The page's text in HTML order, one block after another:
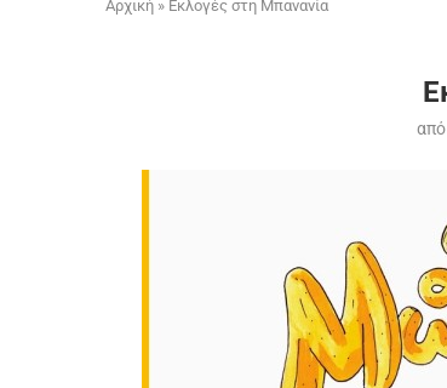
Αρχική » Εκλογές στη Μπανανία